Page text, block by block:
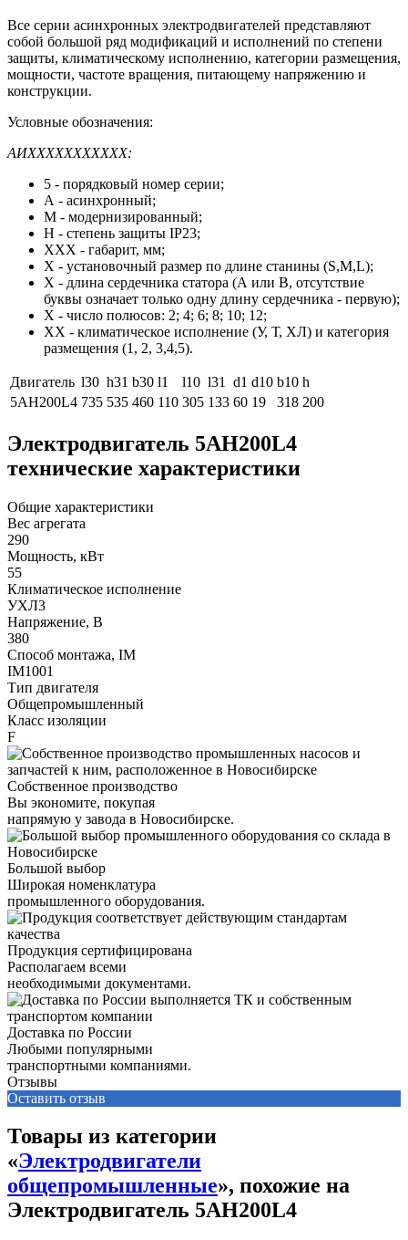
Все серии асинхронных электродвигателей представляют
собой большой ряд модификаций и исполнений по степени
защиты, климатическому исполнению, категории размещения,
мощности, частоте вращения, питающему напряжению и
конструкции.
Условные обозначения:
АИХХХХХХХХХХХ:
5 - порядковый номер серии;
А - асинхронный;
М - модернизированный;
Н - степень защиты IP23;
XXX - габарит, мм;
X - установочный размер по длине станины (S,M,L);
X - длина сердечника статора (А или В, отсутствие
буквы означает только одну длину сердечника - первую);
X - число полюсов: 2; 4; 6; 8; 10; 12;
XX - климатическое исполнение (У, Т, ХЛ) и категория
размещения (1, 2, 3,4,5).
Двигатель l30 h31 b30 l1 l10 l31 d1 d10 b10 h
5АН200L4 735 535 460 110 305 133 60 19 318 200
Электродвигатель 5АН200L4
технические характеристики
Общие характеристики
Вес агрегата
290
Мощность, кВт
55
Климатическое исполнение
УХЛ3
Напряжение, В
380
Способ монтажа, IM
IM1001
Тип двигателя
Общепромышленный
Класс изоляции
F
Собственное производство
Вы экономите, покупая
напрямую у завода в Новосибирске.
Большой выбор
Широкая номенклатура
промышленного оборудования.
Продукция сертифицирована
Располагаем всеми
необходимыми документами.
Доставка по России
Любыми популярными
транспортными компаниями.
Отзывы
Оставить отзыв
Товары из категории
«Электродвигатели
общепромышленные», похожие на
Электродвигатель 5АН200L4